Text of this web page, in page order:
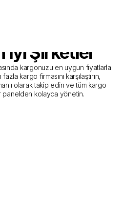
Hizmeti
İyi Şirketler
kargonuzu en uygun fiyatlarla
kargo firmasını karşılaştırın,
olarak takip edin ve tüm kargo
panelden kolayca yönetin.